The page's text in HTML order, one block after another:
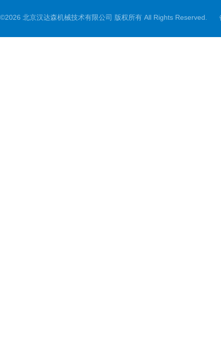
©2026 北京汉达森机械技术有限公司 版权所有 All Rights Reserved.